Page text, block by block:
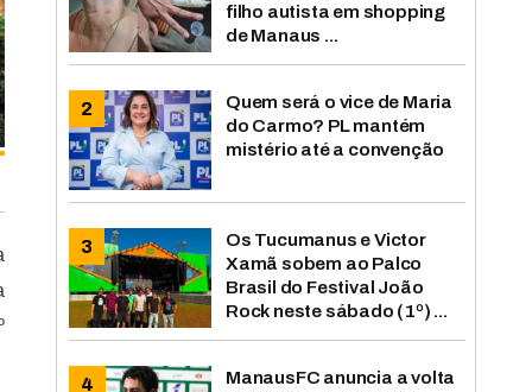
filho autista em shopping
de Manaus ...
Quem será o vice de Maria
do Carmo? PL mantém
mistério até a convenção
Os Tucumanus e Victor
Xamã sobem ao Palco
Brasil do Festival João
Rock neste sábado (1º) ...
ManausFC anuncia a volta